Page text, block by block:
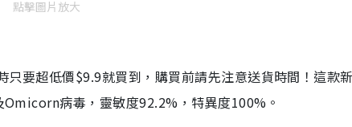
點擊圖片放大
要超低價$9.9就買到，購買前請先注意送貨時間！這款
病毒，靈敏度92.2%，特異度100%。